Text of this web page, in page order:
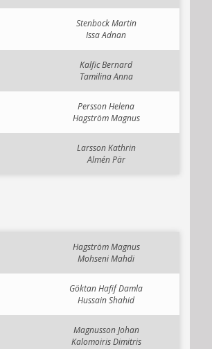
Stenbock Martin
Issa Adnan
Kalfic Bernard
Tamilina Anna
Persson Helena
Hagström Magnus
Larsson Kathrin
Almén Pär
Hagström Magnus
Mohseni Mahdi
Göktan Hafif Damla
Hussain Shahid
Magnusson Johan
Kalomoiris Dimitris